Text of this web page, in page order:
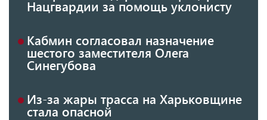
Нацгвардии за помощь уклонисту
Кабмин согласовал назначение
шестого заместителя Олега
Синегубова
Из-за жары трасса на Харьковщине
стала опасной